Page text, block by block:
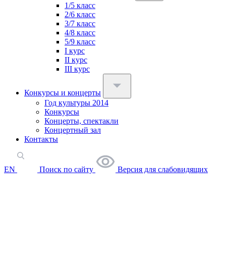
1/5 класс
2/6 класс
3/7 класс
4/8 класс
5/9 класс
I курс
II курс
III курс
Конкурсы и концерты
Год культуры 2014
Конкурсы
Концерты, спектакли
Концертный зал
Контакты
EN Поиск по сайту Версия для слабовидящих